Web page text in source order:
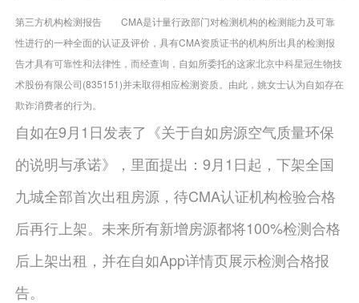
第三方机构检测报告 CMA是计量行政部门对检测机构的检测能力及可靠
性进行的一种全面的认证及评价，具有CMA资质证书的机构所出具的检测报
告才具有可靠性和法律性，而经查询，自如所委托的这家北京中科星冠生物技
术股份有限公司(835151)并未取得相应检测资质。由此，姚女士认为自如存在
欺诈消费者的行为。
自如在9月1日发表了《关于自如房源空气质量环保
的说明与承诺》，里面提出：9月1日起，下架全国
九城全部首次出租房源，待CMA认证机构检验合格
后再行上架。未来所有新增房源都将100%检测合格
后上架出租，并在自如App详情页展示检测合格报
告。